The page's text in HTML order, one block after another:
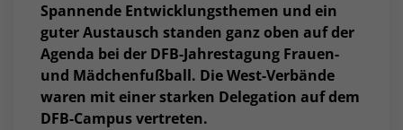
Spannende Entwicklungsthemen und ein
guter Austausch standen ganz oben auf der
Agenda bei der DFB-Jahrestagung Frauen-
und Mädchenfußball. Die West-Verbände
waren mit einer starken Delegation auf dem
DFB-Campus vertreten.